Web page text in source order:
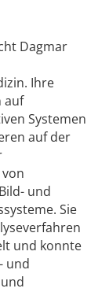
Dagmar
Ihre
auf
Systemen
auf der
und
Sie
und konnte
und